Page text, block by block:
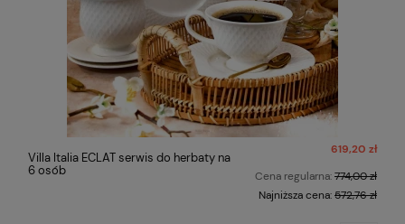
Villa Italia ECLAT serwis do herbaty na
6 osób
619,20 zł
Cena regularna:774,00 zł
Najniższa cena:572,76 zł